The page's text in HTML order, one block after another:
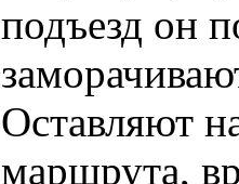
подъезд он
Оставляют
маршрута,